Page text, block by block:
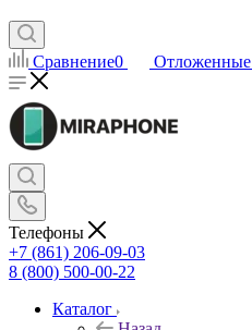
Сравнение0 Отложенные
Телефоны
+7 (861) 206-09-03
8 (800) 500-00-22
Каталог